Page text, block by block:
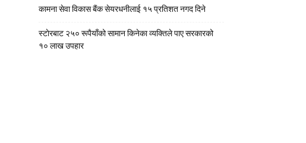
कामना सेवा विकास बैंक सेयरधनीलाई १५ प्रतिशत नगद दिने
स्टाेरबाट २५० रूपैयाँको सामान किनेका व्यक्तिले पाए सरकारको
१० लाख उपहार